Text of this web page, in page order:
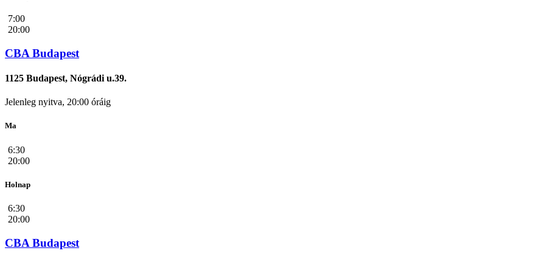
7:00
20:00
CBA Budapest
1125 Budapest, Nógrádi u.39.
Jelenleg nyitva, 20:00 óráig
Ma
6:30
20:00
Holnap
6:30
20:00
CBA Budapest